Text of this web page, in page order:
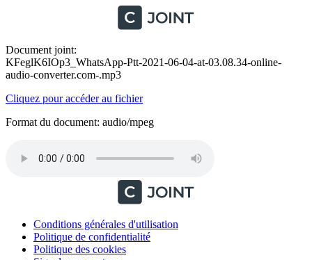
Document joint:
KFeglK6IOp3_WhatsApp-Ptt-2021-06-04-at-03.08.34-online-
audio-converter.com-.mp3
Cliquez pour accéder au fichier
Format du document: audio/mpeg
Conditions générales d'utilisation
Politique de confidentialité
Politique des cookies